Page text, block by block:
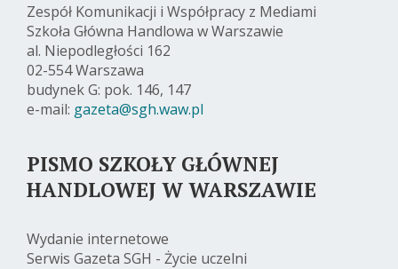
Zespół Komunikacji i Współpracy z Mediami
Szkoła Główna Handlowa w Warszawie
al. Niepodległości 162
02-554 Warszawa
budynek G: pok. 146, 147
e-mail: gazeta@sgh.waw.pl
PISMO SZKOŁY GŁÓWNEJ
HANDLOWEJ W WARSZAWIE
Wydanie internetowe
Serwis Gazeta SGH - Życie uczelni